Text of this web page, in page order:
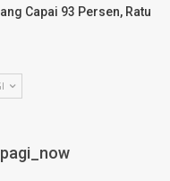
Capai 93 Persen, Ratu